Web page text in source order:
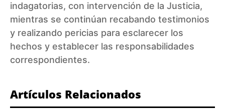
indagatorias, con intervención de la Justicia,
mientras se continúan recabando testimonios
y realizando pericias para esclarecer los
hechos y establecer las responsabilidades
correspondientes.
Artículos Relacionados